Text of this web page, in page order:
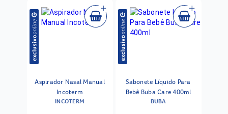
Aspirador Nasal Manual
Incoterm
INCOTERM
Sabonete Líquido Para
Bebê Buba Care 400ml
BUBA